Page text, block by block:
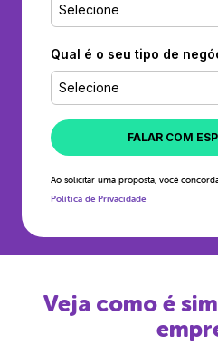
Selecione
Qual é o seu tipo de
Selecione
FALAR COM
Ao solicitar uma proposta, você
Política de Privacidade
Veja como é